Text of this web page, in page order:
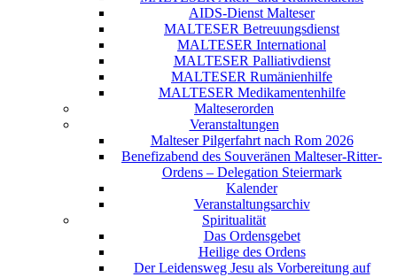
AIDS-Dienst Malteser
MALTESER Betreuungsdienst
MALTESER International
MALTESER Palliativdienst
MALTESER Rumänienhilfe
MALTESER Medikamentenhilfe
Malteserorden
Veranstaltungen
Malteser Pilgerfahrt nach Rom 2026
Benefizabend des Souveränen Malteser-Ritter-
Ordens – Delegation Steiermark
Kalender
Veranstaltungsarchiv
Spiritualität
Das Ordensgebet
Heilige des Ordens
Der Leidensweg Jesu als Vorbereitung auf